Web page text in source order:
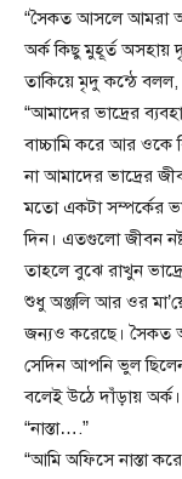
“সৈকত আসলে আমরা
অর্ক কিছু মুহূর্ত অসহায়
তাকিয়ে মৃদু কন্ঠে বলল,
“আমাদের ভাদ্রের
বাচ্চামি করে আর ওকে
না আমাদের ভাদ্রের
মতো একটা সম্পর্কের
দিন। এতগুলো জীবন
তাহলে বুঝে রাখুন
শুধু অঞ্জলি আর ওর
জন্যও করেছে। সৈকত
সেদিন আপনি ভুল
বলেই উঠে দাঁড়ায়
“নাস্তা….”
“আমি অফিসে নাস্তা